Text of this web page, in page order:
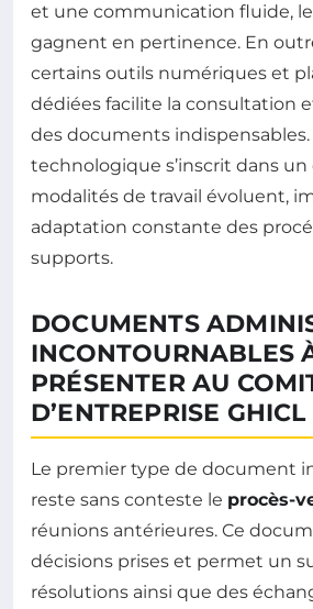
et une communication fluide,
gagnent en pertinence. En
certains outils numériques et
dédiées facilite la consultation
des documents
technologique s’inscrit dans
modalités de travail évoluent,
adaptation constante des
supports.
DOCUMENTS
INCONTOURNABLES
PRÉSENTER AU
D’ENTREPRISE
Le premier type de document
reste sans conteste le procès-
réunions antérieures. Ce
décisions prises et permet un
résolutions ainsi que des